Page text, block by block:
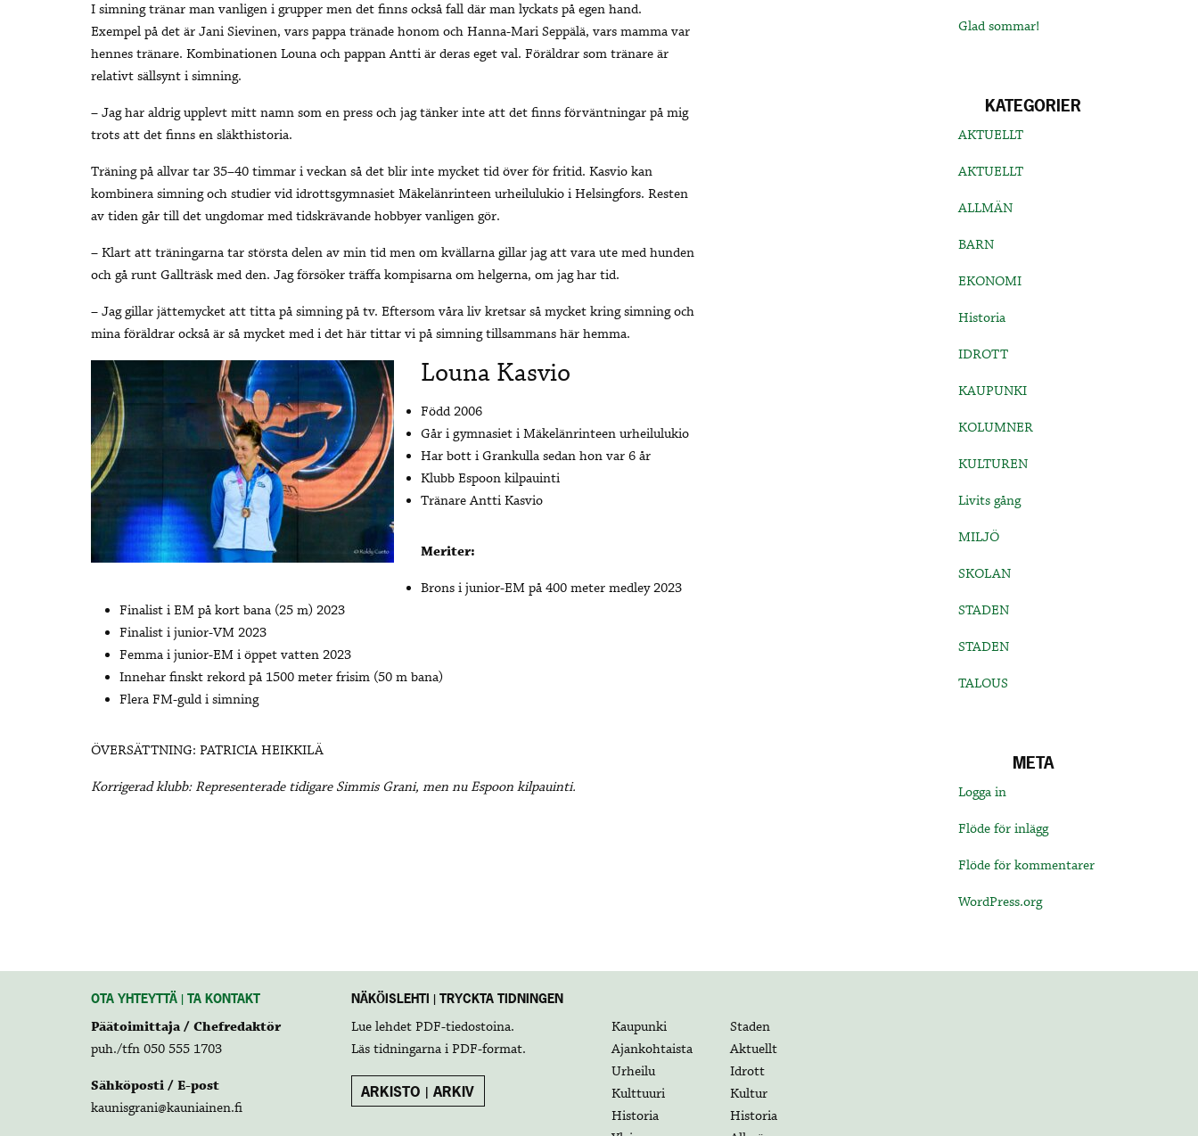
I simning tränar man vanligen i grupper men det finns också fall där man lyckats på egen hand.
Exempel på det är Jani Sievinen, vars pappa tränade honom och Hanna-Mari Seppälä, vars mamma var
hennes tränare. Kombinationen Louna och pappan Antti är deras eget val. Föräldrar som tränare är
relativt sällsynt i simning.
– Jag har aldrig upplevt mitt namn som en press och jag tänker inte att det finns förväntningar på mig
trots att det finns en släkthistoria.
Träning på allvar tar 35–40 timmar i veckan så det blir inte mycket tid över för fritid. Kasvio kan
kombinera simning och studier vid idrottsgymnasiet Mäkelänrinteen urheilulukio i Helsingfors. Resten
av tiden går till det ungdomar med tidskrävande hobbyer vanligen gör.
– Klart att träningarna tar största delen av min tid men om kvällarna gillar jag att vara ute med hunden
och gå runt Gallträsk med den. Jag försöker träffa kompisarna om helgerna, om jag har tid.
– Jag gillar jättemycket att titta på simning på tv. Eftersom våra liv kretsar så mycket kring simning och
mina föräldrar också är så mycket med i det här tittar vi på simning tillsammans här hemma.
Louna Kasvio
Född 2006
Går i gymnasiet i Mäkelänrinteen urheilulukio
Har bott i Grankulla sedan hon var 6 år
Klubb Espoon kilpauinti
Tränare Antti Kasvio
Meriter:
Brons i junior-EM på 400 meter medley 2023
Finalist i EM på kort bana (25 m) 2023
Finalist i junior-VM 2023
Femma i junior-EM i öppet vatten 2023
Innehar finskt rekord på 1500 meter frisim (50 m bana)
Flera FM-guld i simning
ÖVERSÄTTNING: PATRICIA HEIKKILÄ
Korrigerad klubb: Representerade tidigare Simmis Grani, men nu Espoon kilpauinti.
Glad sommar!
KATEGORIER
AKTUELLT
AKTUELLT
ALLMÄN
BARN
EKONOMI
Historia
IDROTT
KAUPUNKI
KOLUMNER
KULTUREN
Livits gång
MILJÖ
SKOLAN
STADEN
STADEN
TALOUS
META
Logga in
Flöde för inlägg
Flöde för kommentarer
WordPress.org
OTA YHTEYTTÄ | TA KONTAKT
Päätoimittaja / Chefredaktör
puh./tfn 050 555 1703
Sähköposti / E-post
kaunisgrani@kauniainen.fi
NÄKÖISLEHTI | TRYCKTA TIDNINGEN
Lue lehdet PDF-tiedostoina.
Läs tidningarna i PDF-format.
ARKISTO | ARKIV
Kaupunki
Staden
Ajankohtaista
Aktuellt
Urheilu
Idrott
Kulttuuri
Kultur
Historia
Historia